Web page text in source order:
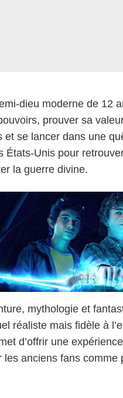
dieu moderne de 12
prouver sa
et se lancer dans une
États-Unis pour
la guerre divine.
mythologie et
réaliste mais fidèle à
d’offrir une
les anciens fans comme